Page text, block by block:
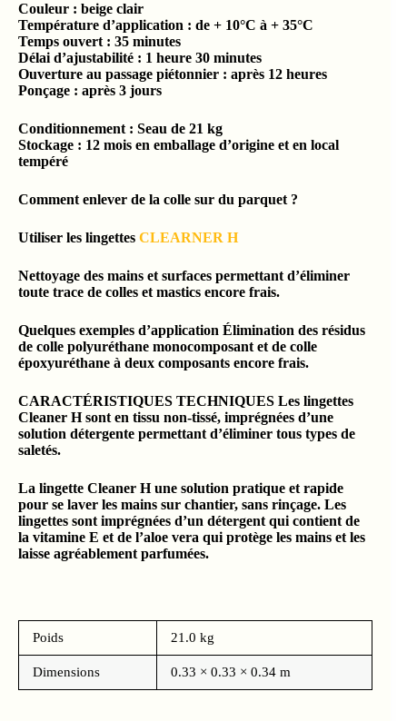
Couleur : beige clair
Température d’application : de + 10°C à + 35°C
Temps ouvert : 35 minutes
Délai d’ajustabilité : 1 heure 30 minutes
Ouverture au passage piétonnier : après 12 heures
Ponçage : après 3 jours
Conditionnement : Seau de 21 kg
Stockage : 12 mois en emballage d’origine et en local
tempéré
Comment enlever de la colle sur du parquet ?
Utiliser les lingettes CLEARNER H
Nettoyage des mains et surfaces permettant d’éliminer
toute trace de colles et mastics encore frais.
Quelques exemples d’application Élimination des résidus
de colle polyuréthane monocomposant et de colle
époxyuréthane à deux composants encore frais.
CARACTÉRISTIQUES TECHNIQUES Les lingettes
Cleaner H sont en tissu non-tissé, imprégnées d’une
solution détergente permettant d’éliminer tous types de
saletés.
La lingette Cleaner H une solution pratique et rapide
pour se laver les mains sur chantier, sans rinçage. Les
lingettes sont imprégnées d’un détergent qui contient de
la vitamine E et de l’aloe vera qui protège les mains et les
laisse agréablement parfumées.
Poids 21.0 kg
Dimensions 0.33 × 0.33 × 0.34 m